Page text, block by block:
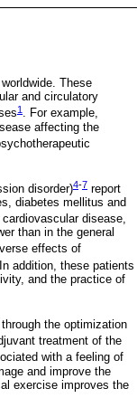
These
and circulatory
1 . For example,
affecting the
disorder)4-7 report
diabetes mellitus and
disease,
than in the general
effects of
addition, these patients
and the practice of
the optimization
treatment of the
with a feeling of
and improve the
exercise improves the